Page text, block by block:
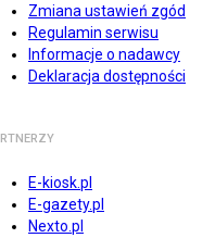
Zmiana ustawień zgód
Regulamin serwisu
Informacje o nadawcy
Deklaracja dostępności
E-kiosk.pl
E-gazety.pl
Nexto.pl